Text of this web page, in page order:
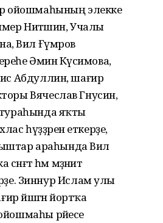
ойошмаһының элекке
Ниәтшин, Учалы
Вил Ғүмәров
Әминә Күсимова,
Абдуллин, шағирә
Вячеслав Гнусин,
тураһында яҡты
һүҙҙәрен еткерҙе,
араһында Вил
һәм мәҙәниәт
Зиннур Ислам улы
йәшәгән йортҡа
рәйесе